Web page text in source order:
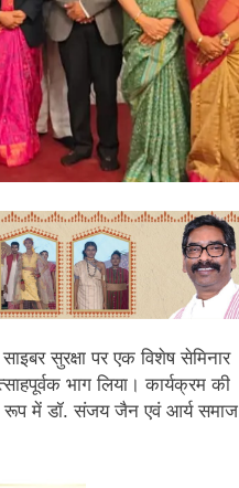
सुरक्षा पर एक विशेष सेमिनार
भाग लिया। कार्यक्रम की
में डॉ. संजय जैन एवं आर्य समाज